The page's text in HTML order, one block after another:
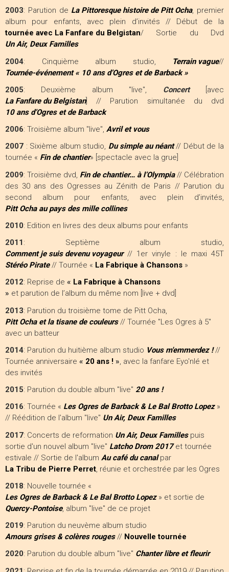
2003: Parution de La Pittoresque histoire de Pitt Ocha, premier
album pour enfants, avec plein d’invités // Début de la
tournée avec La Fanfare du Belgistan/ Sortie du Dvd
Un Air, Deux Familles
2004: Cinquième album studio, Terrain vague//
Tournée-événement « 10 ans d’Ogres et de Barback »
2005: Deuxième album "live", Concert
[avec
La Fanfare du Belgistan] // Parution simultanée du dvd
10 ans d’Ogres et de Barback
2006: Troisième album "live", Avril et vous
2007 : Sixième album studio, Du simple au néant// Début de la
tournée « Fin de chantier» [spectacle avec la grue]
2009: Troisième dvd, Fin de chantier… à l’Olympia// Célébration
des 30 ans des Ogresses au Zénith de Paris // Parution du
second album pour enfants, avec plein d’invités,
Pitt Ocha au pays des mille collines
2010: Edition en livres des deux albums pour enfants
2011 : Septième album studio,
Comment je suis devenu voyageur// 1er vinyle : le maxi 45T
Stéréo Pirate// Tournée « La Fabrique à Chansons »
2012: Reprise de « La Fabrique à Chansons
» et parution de l’album du même nom [live + dvd]
2013: Parution du troisième tome de Pitt Ocha,
Pitt Ocha et la tisane de couleurs// Tournée "Les Ogres à 5"
avec un batteur
2014: Parution du huitième album studio Vous m'emmerdez !//
Tournée anniversaire « 20 ans ! », avec la fanfare Eyo'nlé et
des invités
2015: Parution du double album "live" 20 ans !
2016: Tournée « Les Ogres de Barback & Le Bal Brotto Lopez»
// Réédition de l'album "live" Un Air, Deux Familles
2017: Concerts de reformation Un Air, Deux Famillespuis
sortie d'un nouvel album "live" Latcho Drom 2017et tournée
estivale // Sortie de l'album Au café du canalpar
La Tribu de Pierre Perret , réunie et orchestrée par les Ogres
2018: Nouvelle tournée «
Les Ogres de Barback & Le Bal Brotto Lopez» et sortie de
Quercy-Pontoise, album "live" de ce projet
2019: Parution du neuvème album studio
Amours grises & colères rouges// Nouvelle tournée
2020: Parution du double album "live" Chanter libre et fleurir